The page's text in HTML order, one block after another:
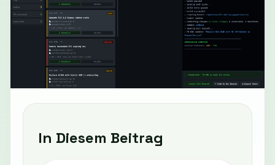
In Diesem Beitrag